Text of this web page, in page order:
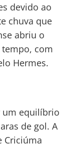
devido ao
chuva que
abriu o
com
Hermes.
um equilíbrio
de gol. A
Criciúma